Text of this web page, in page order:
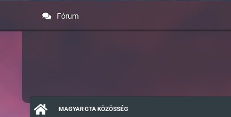
Fórum
MAGYAR GTA KÖZÖSSÉG